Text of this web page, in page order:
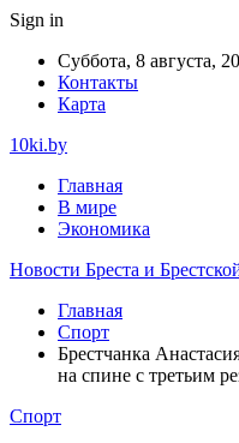
Sign in
Суббота, 8 августа,
Контакты
Карта
10ki.by
Главная
В мире
Экономика
Новости Бреста и
Главная
Спорт
Брестчанка
на спине с третьим
Спорт